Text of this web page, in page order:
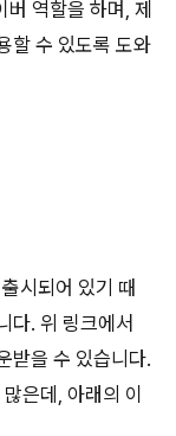
역할을 하며, 제
할 수 있도록 도와
시되어 있기 때
다. 위 링크에서
받을 수 있습니다.
은데, 아래의 이